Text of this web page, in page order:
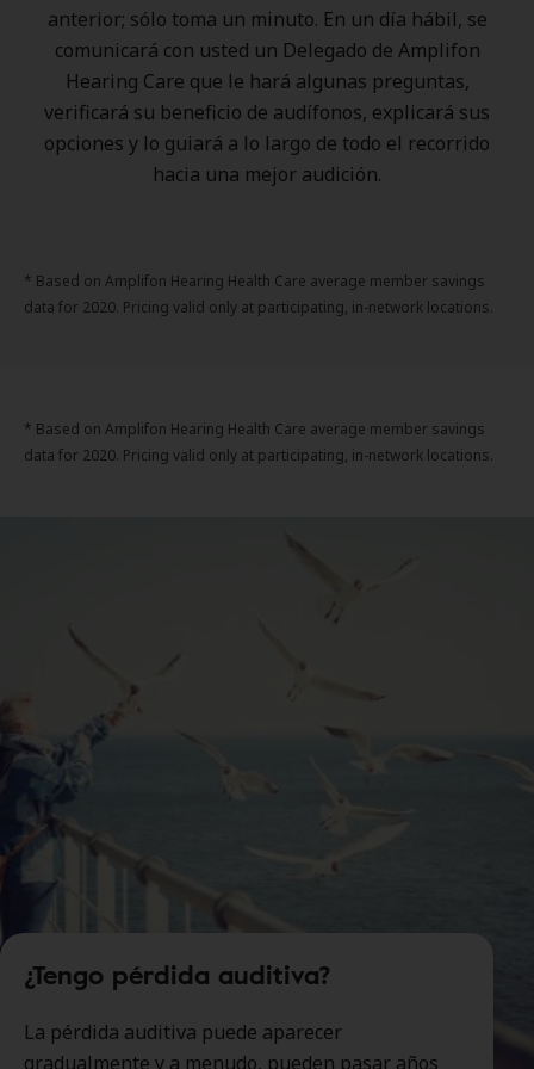
anterior; sólo toma un minuto. En un día hábil, se
comunicará con usted un Delegado de Amplifon
Hearing Care que le hará algunas preguntas,
verificará su beneficio de audífonos, explicará sus
opciones y lo guiará a lo largo de todo el recorrido
hacia una mejor audición.
* Based on Amplifon Hearing Health Care average member savings
data for 2020. Pricing valid only at participating, in-network locations.
* Based on Amplifon Hearing Health Care average member savings
data for 2020. Pricing valid only at participating, in-network locations.
¿Tengo pérdida auditiva?
La pérdida auditiva puede aparecer
gradualmente y a menudo, pueden pasar años